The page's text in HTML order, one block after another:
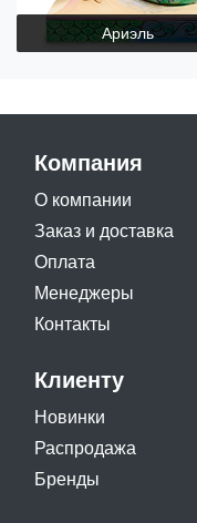
Ариэль
Компания
О компании
Заказ и доставка
Оплата
Менеджеры
Контакты
Клиенту
Новинки
Распродажа
Бренды